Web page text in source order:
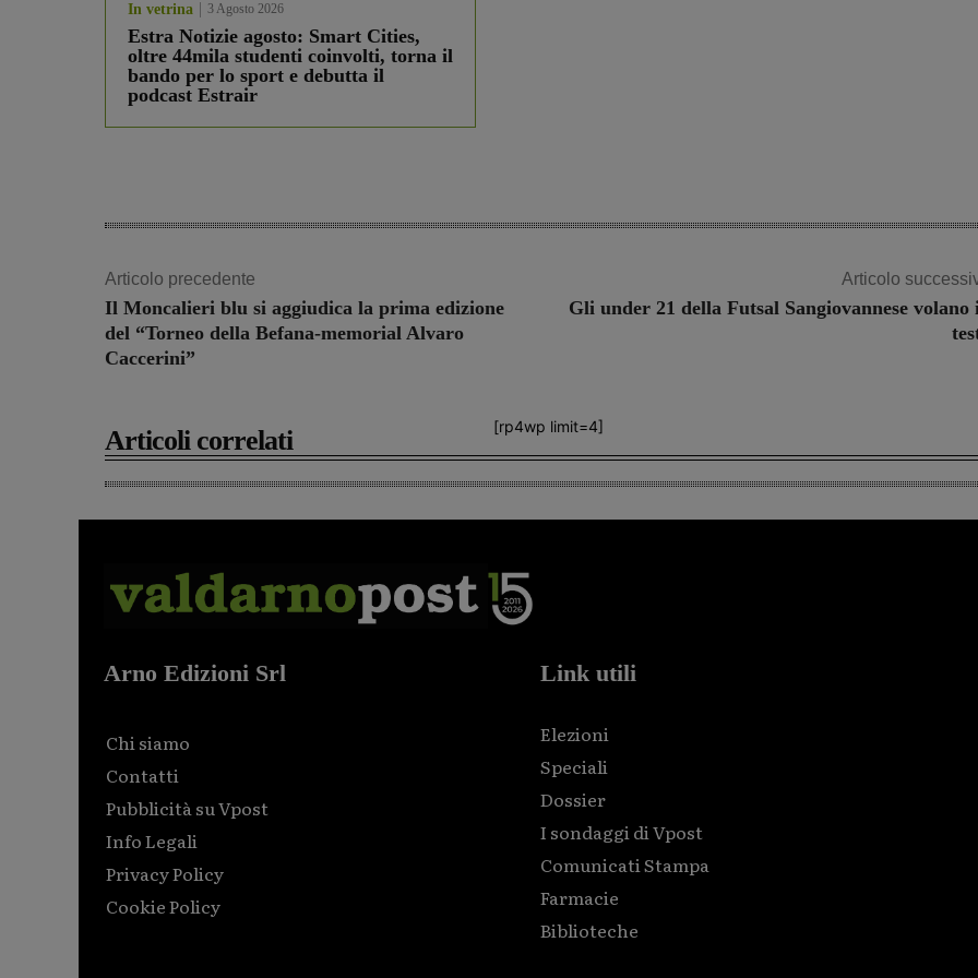
In vetrina 3 Agosto 2026
Estra Notizie agosto: Smart Cities,
oltre 44mila studenti coinvolti, torna il
bando per lo sport e debutta il
podcast Estrair
Articolo precedente
Il Moncalieri blu si aggiudica la prima edizione
del “Torneo della Befana-memorial Alvaro
Caccerini”
Articolo
Gli under 21 della Futsal Sangiovannese volano
[rp4wp limit=4]
Articoli correlati
Arno Edizioni Srl
Chi siamo
Contatti
Pubblicità su Vpost
Info Legali
Privacy Policy
Cookie Policy
Link utili
Elezioni
Speciali
Dossier
I sondaggi di Vpost
Comunicati Stampa
Farmacie
Biblioteche